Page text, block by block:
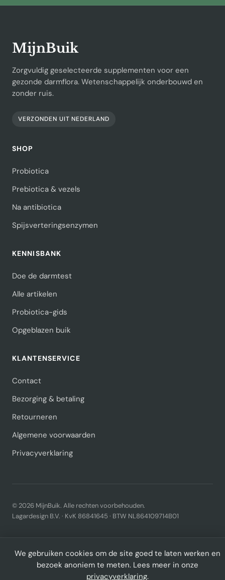
MijnBuik
Zorgvuldig geselecteerde supplementen voor een
gezonde darmflora. Wetenschappelijk onderbouwd en
zonder ruis.
VERZONDEN UIT NEDERLAND
SHOP
Probiotica
Prebiotica & vezels
Na antibiotica
Spijsverteringsenzymen
KENNISBANK
Doe de darmtest
Alle artikelen
Probiotica-gids
Opgeblazen buik
KLANTENSERVICE
Contact
Bezorging & betaling
Retourneren
Algemene voorwaarden
Privacyverklaring
© 2026 MijnBuik. Alle rechten voorbehouden.
Lagardesign B.V. · KvK 86841645 · BTW NL864109714B01
We gebruiken cookies om de site goed te laten werken en
bezoek anoniem te meten. Lees meer in onze
privacyverklaring.